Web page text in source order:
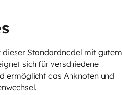
dieser Standardnadel mit gutem
sich für verschiedene
ermöglicht das Anknoten und